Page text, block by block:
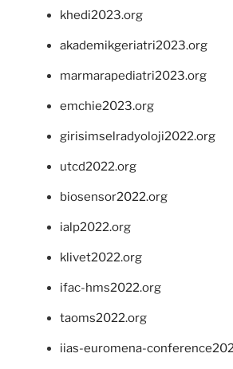
khedi2023.org
akademikgeriatri2023.org
marmarapediatri2023.org
emchie2023.org
girisimselradyoloji2022.org
utcd2022.org
biosensor2022.org
ialp2022.org
klivet2022.org
ifac-hms2022.org
taoms2022.org
iias-euromena-